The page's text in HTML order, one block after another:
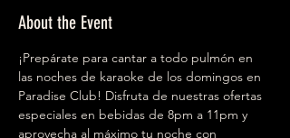
About the Event
¡Prepárate para cantar a todo pulmón en
las noches de karaoke de los domingos en
Paradise Club! Disfruta de nuestras ofertas
especiales en bebidas de 8pm a 11pm y
aprovecha al máximo tu noche con